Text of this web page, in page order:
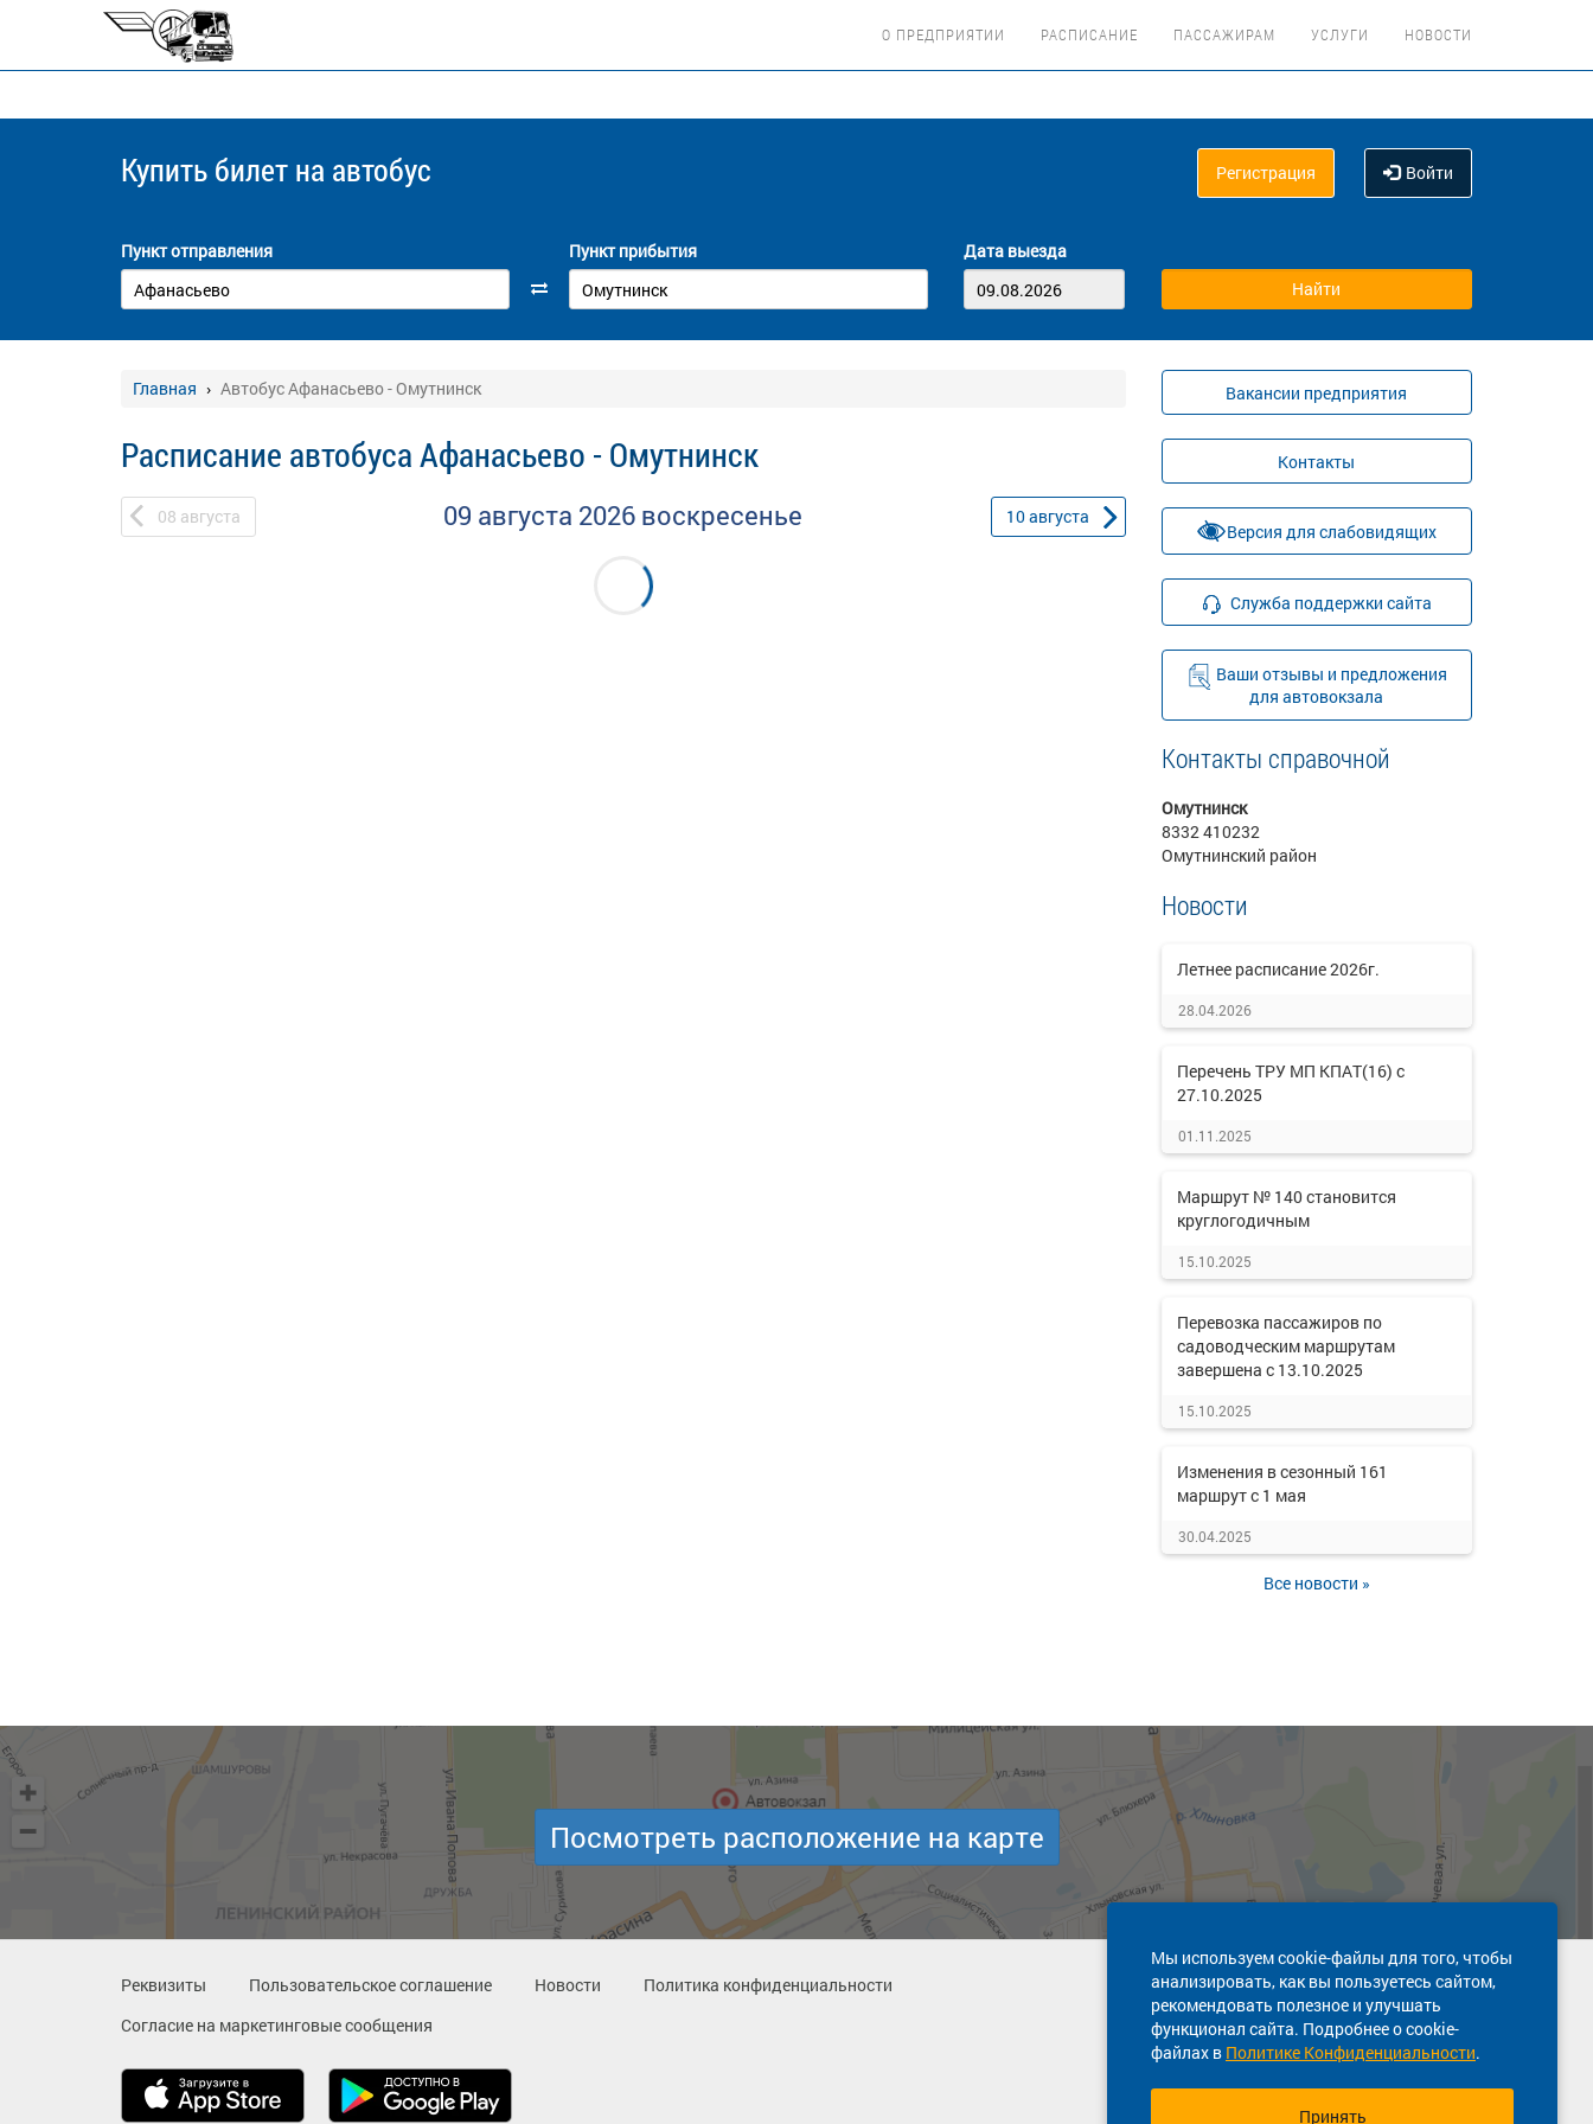
О ПРЕДПРИЯТИИ РАСПИСАНИЕ ПАССАЖИРАМ УСЛУГИ НОВОСТИ
Купить билет на автобус Регистрация Войти
Пункт отправления Пункт прибытия Дата выезда
Главная Автобус Афанасьево - Омутнинск
Расписание автобуса Афанасьево - Омутнинск
08 августа 09 августа 2026 воскресенье 10августа
Вакансии предприятия
Контакты
Версия для слабовидящих
Служба поддержки сайта
Ваши отзывы и предложения
для автовокзала
Контакты справочной
Омутнинск
8332 410232
Омутнинский район
Новости
Летнее расписание 2026г.
28.04.2026
Перечень ТРУ МП КПАТ(16) с
27.10.2025
01.11.2025
Маршрут № 140 становится
круглогодичным
15.10.2025
Перевозка пассажиров по
садоводческим маршрутам
завершена с 13.10.2025
15.10.2025
Изменения в сезонный 161
маршрут с 1 мая
30.04.2025
Все новости »
Мы используем cookie-файлы для того, чтобы
анализировать, как вы пользуетесь сайтом,
рекомендовать полезное и улучшать
функционал сайта. Подробнее о cookie-
файлах в Политике Конфиденциальности.
Принять
Посмотреть расположение на карте
Реквизиты Пользовательское соглашение Новости
Политика конфиденциальности
Согласие на маркетинговые сообщения
Техническая поддержка сайта
8 800 600-03-38